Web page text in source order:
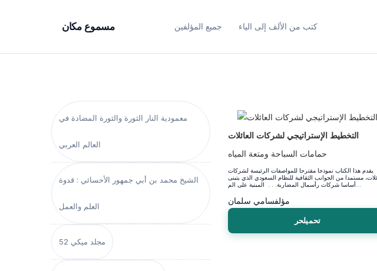
مسموع مكان جميع المؤلفين كتب من الألف إلى الياء
معمودية النار الثورة والثورة المضادة في
العالم العربي
الشيخ محمد بن أبي جمهور الأحسائي : قدوة
العلم والعمل
مجلد ميكي 52
التخطيط الإستراتيجي لشركات العائلات
حمامات السباحة ومتعة المياه
يقدم هذا الكتاب نموذجا مقترحا للمواصفات الرئيسة لشركات
مستمدا من الجوانب الثقافية للنظام السعودي الذي يتبنى
مؤلفسامي سلمان
تحميلحر